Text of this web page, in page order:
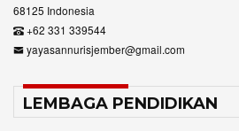
68125 Indonesia
+62 331 339544
yayasannurisjember@gmail.com
LEMBAGA PENDIDIKAN